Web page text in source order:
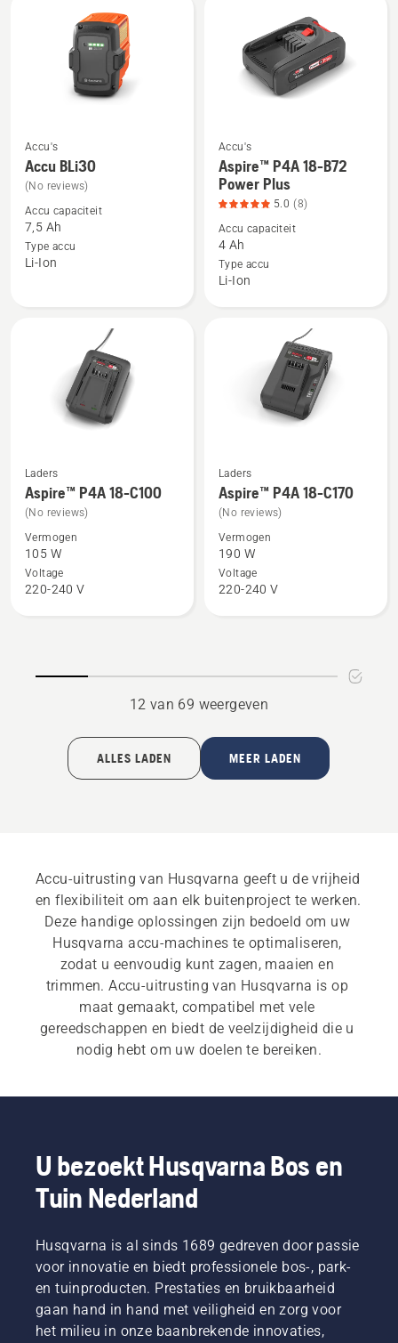
Bekijk
meer
over
Accu
BLi30
Accu's
Accu BLi30
(No reviews)
Accu capaciteit
7,5 Ah
Type accu
Li-Ion
Bekijk
meer
details
over
Aspire™
P4A
18-
productbeoordeling
Accu's
Aspire™ P4A 18-B72
Power Plus
5.0 (8)
Accu capaciteit
4 Ah
Type accu
Li-Ion
Bekijk
meer
details
over
Aspire™
P4A
Laders
Aspire™ P4A 18-C100
(No reviews)
Vermogen
105 W
Voltage
220-240 V
Bekijk
meer
details
over
Aspire™
P4A
Laders
Aspire™ P4A 18-C170
(No reviews)
Vermogen
190 W
Voltage
220-240 V
12 van 69 weergeven
ALLES LADEN MEER LADEN
Accu-uitrusting van Husqvarna geeft u de vrijheid
en flexibiliteit om aan elk buitenproject te werken.
Deze handige oplossingen zijn bedoeld om uw
Husqvarna accu-machines te optimaliseren,
zodat u eenvoudig kunt zagen, maaien en
trimmen. Accu-uitrusting van Husqvarna is op
maat gemaakt, compatibel met vele
gereedschappen en biedt de veelzijdigheid die u
nodig hebt om uw doelen te bereiken.
U bezoekt Husqvarna Bos en
Tuin Nederland
Husqvarna is al sinds 1689 gedreven door passie
voor innovatie en biedt professionele bos-, park-
en tuinproducten. Prestaties en bruikbaarheid
gaan hand in hand met veiligheid en zorg voor
het milieu in onze baanbrekende innovaties,